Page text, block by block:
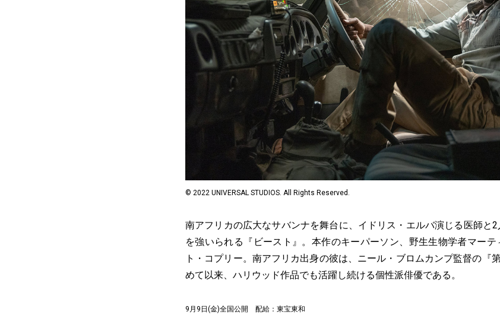
© 2022 UNIVERSAL STUDIOS. All Rights Reserved.
南アフリカの広大なサバンナを舞台に、イドリス・エルバ演じる医師と
を強いられる『ビースト』。本作のキーパーソン、野生生物学者マー
ト・コプリー。南アフリカ出身の彼は、ニール・ブロムカンプ監督の『
めて以来、ハリウッド作品でも活躍し続ける個性派俳優である。
9月9日(金)全国公開 配給：東宝東和